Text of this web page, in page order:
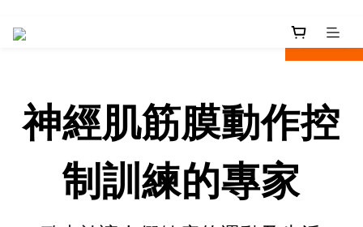
prev
神經肌筋膜動作控
制訓練的專家